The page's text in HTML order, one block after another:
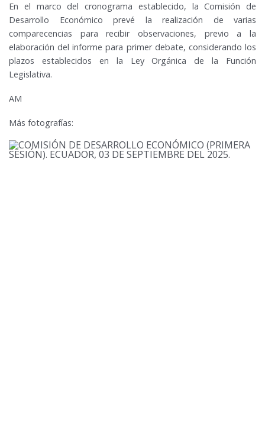
En el marco del cronograma establecido, la Comisión de
Desarrollo Económico prevé la realización de varias
comparecencias para recibir observaciones, previo a la
elaboración del informe para primer debate, considerando los
plazos establecidos en la Ley Orgánica de la Función
Legislativa.
AM
Más fotografías: